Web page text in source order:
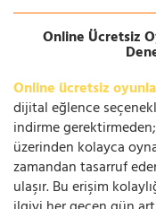
Online Ücretsiz
Online ücretsiz
dijital eğlence
indirme
üzerinden kolayca
zamandan tasarruf
ulaşır. Bu erişim